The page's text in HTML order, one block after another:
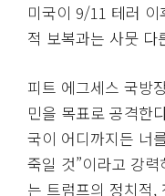
미국이 9/11 테러 이
적 보복과는 사뭇 다
피트 에그세스 국방
민을 목표로 공격한
국이 어디까지든 너
죽일 것”이라고 강
는 트럼프의 정치적,